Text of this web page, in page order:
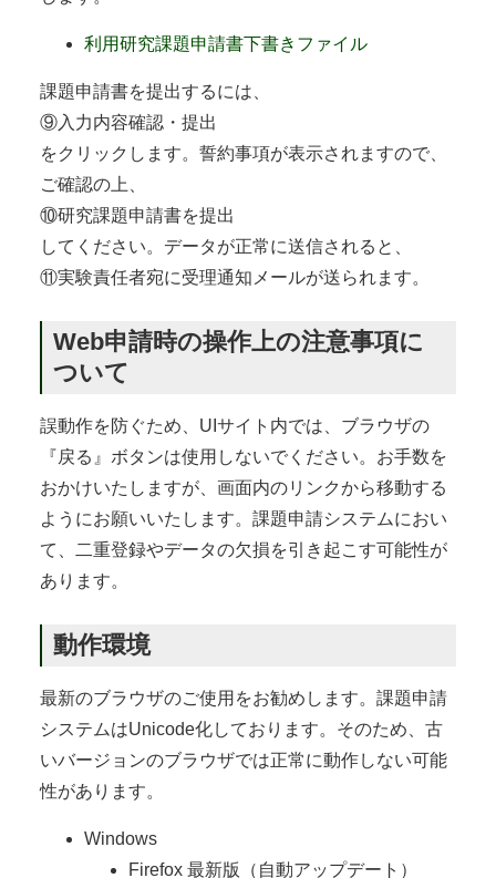
利用研究課題申請書下書きファイル
課題申請書を提出するには、
⑨入力内容確認・提出
をクリックします。誓約事項が表示されますので、
ご確認の上、
⑩研究課題申請書を提出
してください。データが正常に送信されると、
⑪実験責任者宛に受理通知メールが送られます。
Web申請時の操作上の注意事項に
ついて
誤動作を防ぐため、UIサイト内では、ブラウザの
『戻る』ボタンは使用しないでください。お手数を
おかけいたしますが、画面内のリンクから移動する
ようにお願いいたします。課題申請システムにおい
て、二重登録やデータの欠損を引き起こす可能性が
あります。
動作環境
最新のブラウザのご使用をお勧めします。課題申請
システムはUnicode化しております。そのため、古
いバージョンのブラウザでは正常に動作しない可能
性があります。
Windows
Firefox 最新版（自動アップデート）